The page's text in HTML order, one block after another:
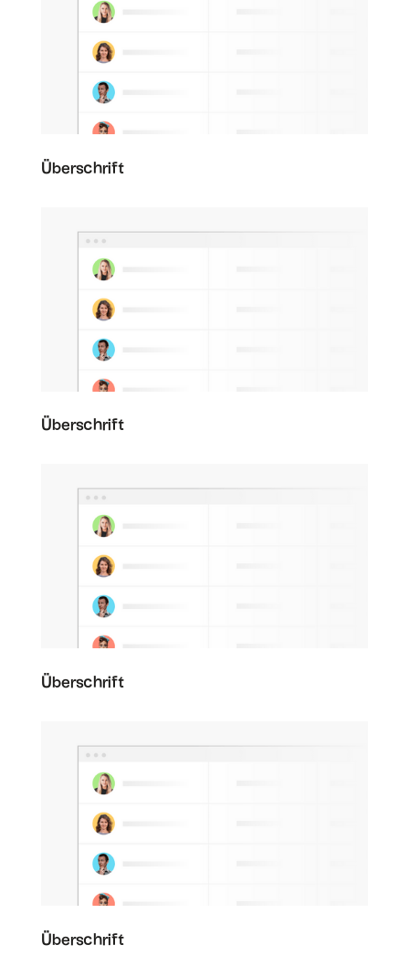
Überschrift
Überschrift
Überschrift
Überschrift